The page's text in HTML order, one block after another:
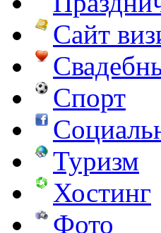
Сайт
Спорт
Туризм
Хостинг
Фото